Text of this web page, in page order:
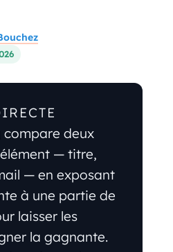
compare deux
— titre,
— en exposant
à une partie de
laisser les
la gagnante.